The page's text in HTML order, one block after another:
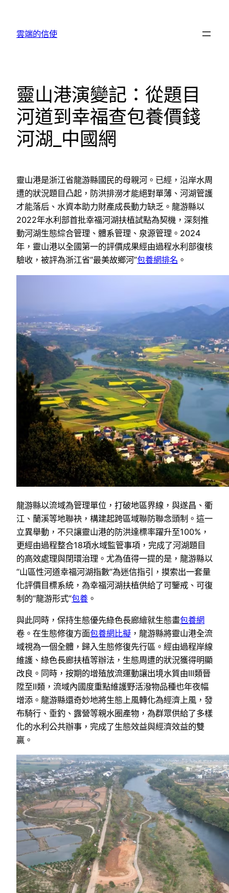
雲端的信使
靈山港演變記：從題目
河道到幸福查包養價錢
河湖_中國網
靈山港是浙江省龍游縣國民的母親河。已經，沿岸水周
遭的狀況題目凸起，防洪排澇才能絕對單薄、河湖管護
才能落后、水資本助力財產成長動力缺乏。龍游縣以
2022年水利部首批幸福河湖扶植試點為契機，深刻推
動河湖生態綜合管理、體系管理、泉源管理。2024
年，靈山港以全國第一的評價成果經由過程水利部復核
驗收，被評為浙江省“最美故鄉河”包養網排名 。
龍游縣以流域為管理單位，打破地區界線，與遂昌、衢
江、蘭溪等地聯袂，構建起跨區域聯防聯念頭制。這一
立異舉動，不只讓靈山港的防洪達標率躍升至100%，
更經由過程整合18項水域監管事項，完成了河湖題目
的高效處理與閉環治理。尤為值得一提的是，龍游縣以
“山區性河道幸福河湖指數”為迷信指引，摸索出一套量
化評價目標系統，為幸福河湖扶植供給了可鑒戒、可復
制的“龍游形式”包養 。
與此同時，保持生態優先綠色長廊繪就生態畫包養網
卷。在生態修復方面包養網比擬 ，龍游縣將靈山港全流
域視為一個全體，歸入生態修復先行區。經由過程岸線
維護、綠色長廊扶植等辦法，生態周遭的狀況獲得明顯
改良。同時，按期的增殖放流運動讓出境水質由III類晉
陞至II類，流域內國度重點維護野活潑物品種也年夜幅
增添。龍游縣還奇妙地將生態上風轉化為經濟上風，發
布騎行、垂釣、露營等親水圈產物，為群眾供給了多樣
化的水利公共辦事，完成了生態效益與經濟效益的雙
贏。